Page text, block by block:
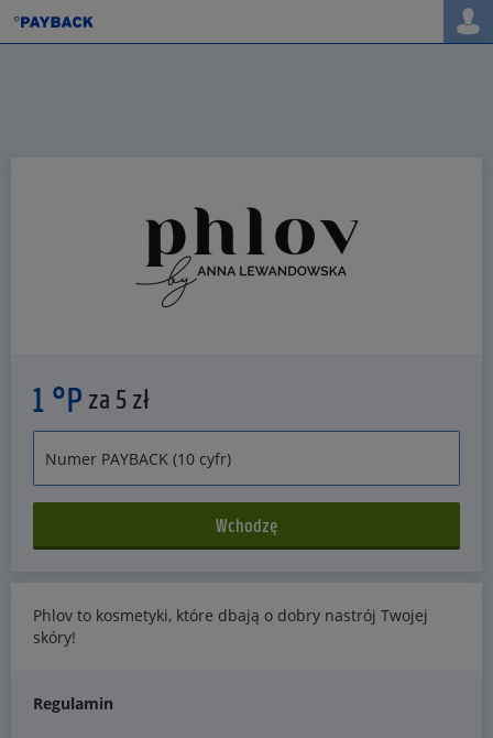
1 °P za 5 zł